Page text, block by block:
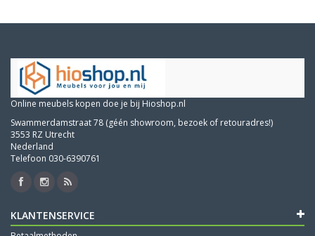
Online meubels kopen doe je bij Hioshop.nl
Swammerdamstraat 78 (géén showroom, bezoek of retouradres!)
3553 RZ Utrecht
Nederland
Telefoon 030-6390761
KLANTENSERVICE